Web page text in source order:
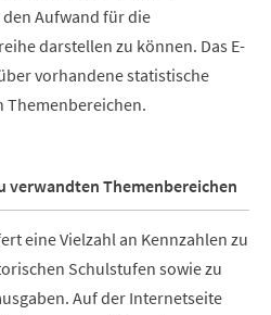
Aufwand für die
darstellen zu können. Das E-
vorhandene statistische
Themenbereichen.
verwandten Themenbereichen
eine Vielzahl an Kennzahlen zu
Schulstufen sowie zu
Auf der Internetseite